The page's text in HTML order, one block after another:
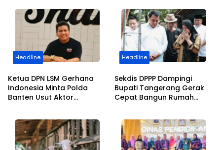
Headline
Ketua DPN LSM Gerhana
Indonesia Minta Polda
Banten Usut Aktor
Headline
Sekdis DPPP Dampingi
Bupati Tangerang Gerak
Cepat Bangun Rumah